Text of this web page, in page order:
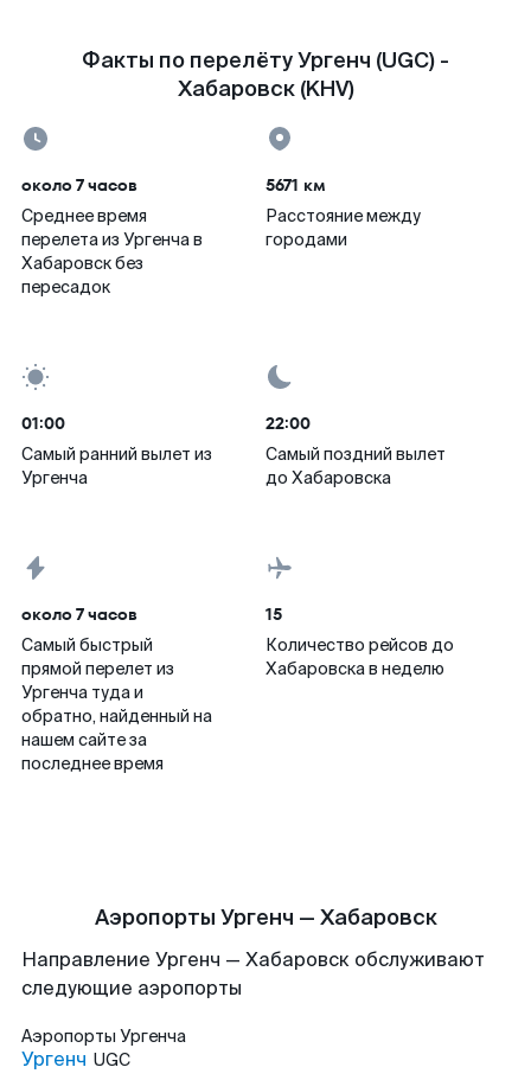
Факты по перелёту Ургенч (UGC) -
Хабаровск (KHV)
около 7 часов
Среднее время
перелета из Ургенча в
Хабаровск без
пересадок
5671 км
Расстояние между
городами
01:00
Самый ранний вылет из
Ургенча
22:00
Самый поздний вылет
до Хабаровска
около 7 часов
Самый быстрый
прямой перелет из
Ургенча туда и
обратно, найденный на
нашем сайте за
последнее время
15
Количество рейсов до
Хабаровска в неделю
Аэропорты Ургенч — Хабаровск
Направление Ургенч — Хабаровск обслуживают
следующие аэропорты
Аэропорты Ургенча
Ургенч UGC